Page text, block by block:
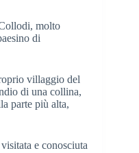
molto
di
villaggio del
di una collina,
parte più alta,
e conosciuta